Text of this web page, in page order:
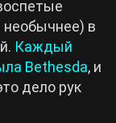
необычнее) в
Каждый
Bethesda, и
дело рук